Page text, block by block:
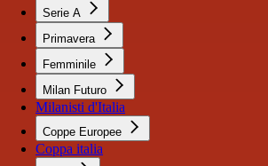
Serie A
Primavera
Femminile
Milan Futuro
Milanisti d'Italia
Coppe Europee
Coppa italia